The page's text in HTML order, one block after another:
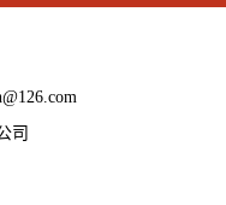
司